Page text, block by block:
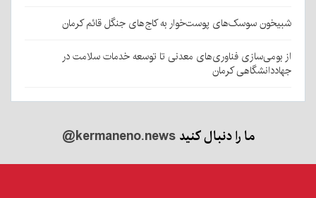
شبیخون سوسک‌های پوست‌خوار به کاج‌های جنگل قائم کرمان
از بومی‌سازی فناوری‌های معدنی تا توسعه خدمات سلامت در
جهاددانشگاهی کرمان
ما را دنبال کنید@kermaneno.news